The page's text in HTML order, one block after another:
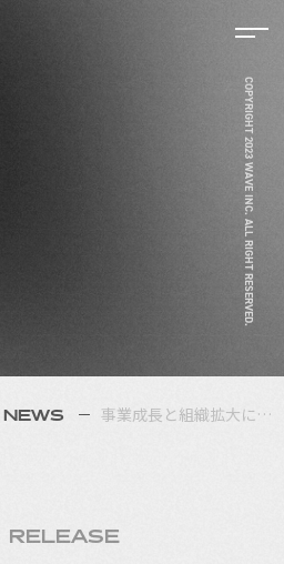
COPYRIGHT 2023 WAVE INC. ALL RIGHT RESERVED.
NEWS 事業成長と組織拡大に…
RELEASE